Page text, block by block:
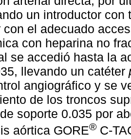
un introductor
con el adecuado
con heparina no
se accedió hasta la
llevando un catéter
angiográfico y se
de los troncos
soporte 0.035 por
aórtica GORE® C-